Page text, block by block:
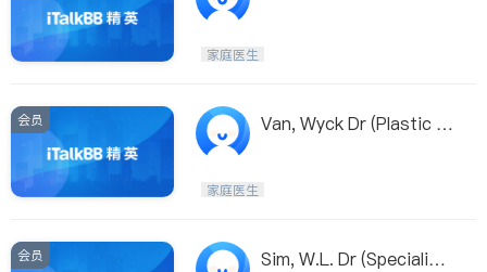
家庭医生
会员
Van, Wyck Dr (Plastic &
家庭医生
会员
Sim, W.L. Dr (Specialist I